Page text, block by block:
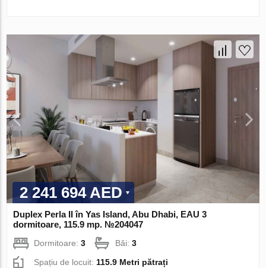
2 241 694 AED
Duplex Perla II în Yas Island, Abu Dhabi, EAU 3
dormitoare, 115.9 mp. №204047
Dormitoare:3 Băi:3
Spațiu de locuit: 115.9 Metri pătrați